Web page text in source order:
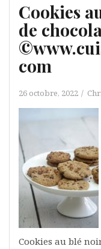
Cookies
de
com
26 octobre, 2022
Cookies au blé